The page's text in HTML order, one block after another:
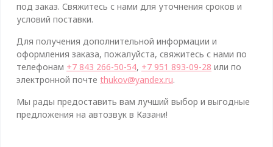
под заказ. Свяжитесь с нами для уточнения сроков и
условий поставки.
Для получения дополнительной информации и
оформления заказа, пожалуйста, свяжитесь с нами по
телефонам +7 843 266-50-54, +7 951 893-09-28 или по
электронной почте thukov@yandex.ru.
Мы рады предоставить вам лучший выбор и выгодные
предложения на автозвук в Казани!